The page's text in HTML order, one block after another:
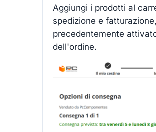
Aggiungi i prodotti al
spedizione e
precedentemente
dell'ordine.